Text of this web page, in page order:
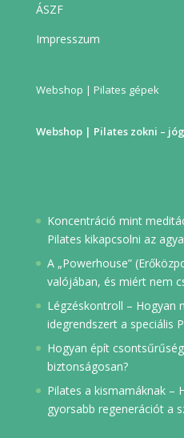
ÁSZF
Impresszum
Webshop | Pilates gépek
Webshop | Pilates zokni –
Koncentráció mint
Pilates kikapcsolni az
A „Powerhouse”
valójában, és miért nem
Légzéskontroll – Hogyan
idegrendszert a speciális
Hogyan épít
biztonságosan?
Pilates a kismamáknak –
gyorsabb regenerációt a